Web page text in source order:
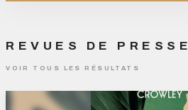
REVUES DE PRESSE
VOIR TOUS LES RÉSULTATS